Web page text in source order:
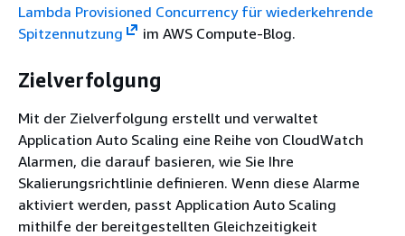
Lambda Provisioned Concurrency für wiederkehrende
Spitzennutzung
im AWS Compute-Blog.
Zielverfolgung
Mit der Zielverfolgung erstellt und verwaltet
Application Auto Scaling eine Reihe von CloudWatch
Alarmen, die darauf basieren, wie Sie Ihre
Skalierungsrichtlinie definieren. Wenn diese Alarme
aktiviert werden, passt Application Auto Scaling
mithilfe der bereitgestellten Gleichzeitigkeit